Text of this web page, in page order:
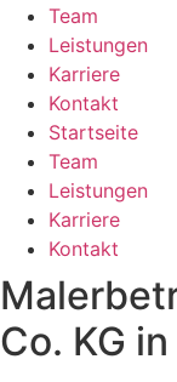
Team
Leistungen
Karriere
Kontakt
Startseite
Team
Leistungen
Karriere
Kontakt
Co. KG